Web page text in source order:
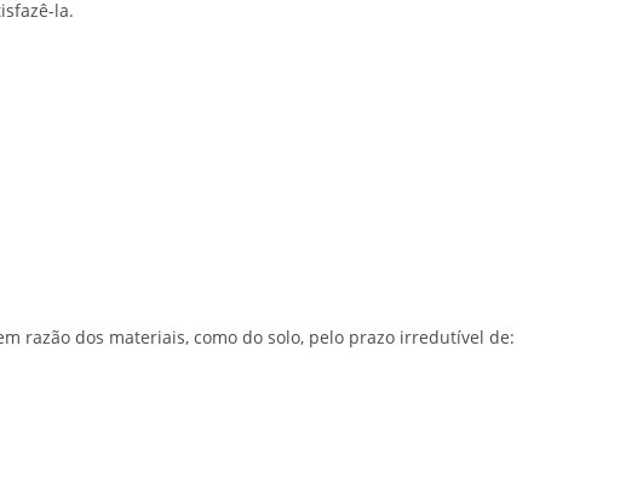
la.
razão dos materiais, como do solo, pelo prazo irredutível de: